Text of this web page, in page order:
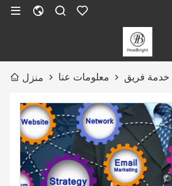
منزل معلومات عنا خدمة فريق